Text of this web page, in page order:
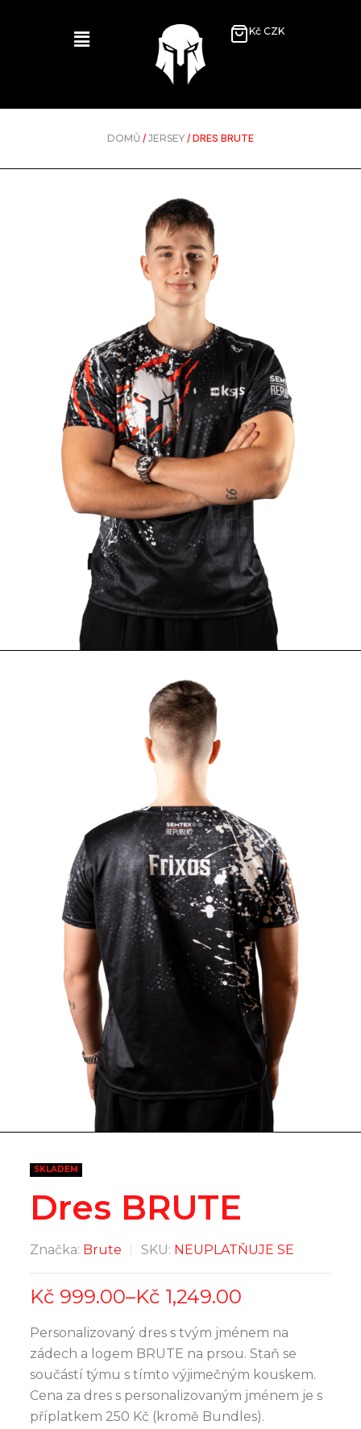
Kč CZK
DOMŮ / JERSEY / DRES BRUTE
SKLADEM
Dres BRUTE
Značka: Brute SKU: NEUPLATŇUJE SE
Kč 999.00–Kč 1,249.00
Personalizovaný dres s tvým jménem na
zádech a logem BRUTE na prsou. Staň se
součástí týmu s tímto výjimečným kouskem.
Cena za dres s personalizovaným jménem je s
příplatkem 250 Kč (kromě Bundles).